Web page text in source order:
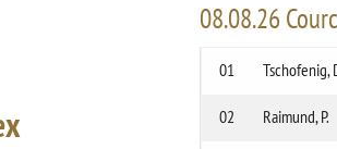
08.08.26
01 Tschofenig,
02 Raimund, P.